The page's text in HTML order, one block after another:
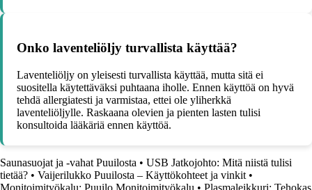
Onko laventeliöljy turvallista käyttää?
Laventeliöljy on yleisesti turvallista käyttää, mutta sitä ei
suositella käytettäväksi puhtaana iholle. Ennen käyttöä on hyvä
tehdä allergiatesti ja varmistaa, ettei ole yliherkkä
laventeliöljylle. Raskaana olevien ja pienten lasten tulisi
konsultoida lääkäriä ennen käyttöä.
Saunasuojat ja -vahat Puuilosta • USB Jatkojohto: Mitä niistä tulisi
tietää? • Vaijerilukko Puuilosta – Käyttökohteet ja vinkit •
Monitoimityökalu: Puuilo Monitoimityökalu • Plasmaleikkuri: Tehokas